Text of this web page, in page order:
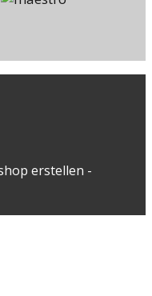
erstellen -